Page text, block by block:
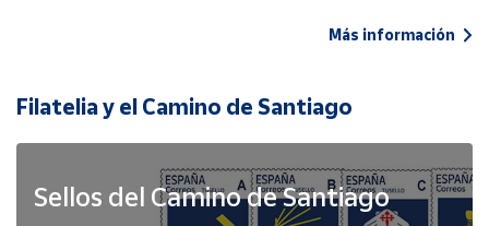
Más información
Filatelia y el Camino de Santiago
Sellos del Camino de Santiago